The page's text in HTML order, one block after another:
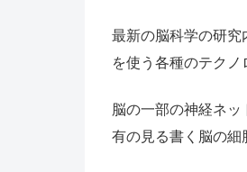
最新の脳科学の研究
を使う各種のテクノ
脳の一部の神経ネ
有の見る書く脳の細